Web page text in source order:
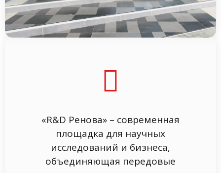
«R&D Ренова» – современная
площадка для научных
исследований и бизнеса,
объединяющая передовые